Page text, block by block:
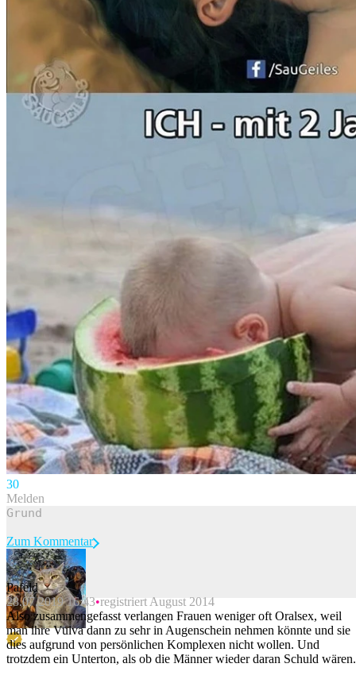
30
Melden
Beitrag melden
Zum Kommentar
Pafeld
28.07.2019 16:43 registriert August 2014
Also zusammengefasst verlangen Frauen weniger oft Oralsex, weil
man ihre Vulva dann zu sehr in Augenschein nehmen könnte und sie
dies aufgrund von persönlichen Komplexen nicht wollen. Und
trotzdem ein Unterton, als ob die Männer wieder daran Schuld wären.